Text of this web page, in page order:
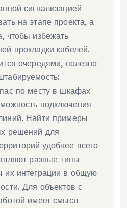
сигнализацией
на этапе проекта, а
чтобы избежать
прокладки кабелей.
очередями, полезно
по месту в шкафах
подключения
Найти примеры
решений для
удобнее всего
разные типы
их интеграции в общую
Для объектов с
имеет смысл